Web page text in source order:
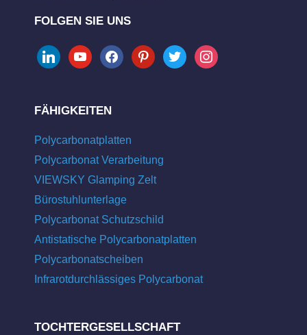
FOLGEN SIE UNS
linkedinyoutubefacebookpinteresttwitter instagram
FÄHIGKEITEN
Polycarbonatplatten
Polycarbonat Verarbeitung
VIEWSKY Glamping Zelt
Bürostuhlunterlage
Polycarbonat Schutzschild
Antistatische Polycarbonatplatten
Polycarbonatscheiben
Infrarotdurchlässiges Polycarbonat
TOCHTERGESELLSCHAFT